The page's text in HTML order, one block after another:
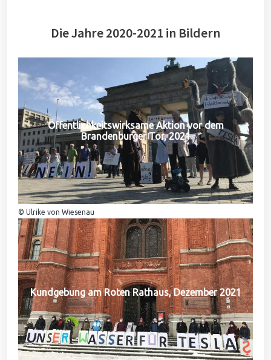
Die Jahre 2020-2021 in Bildern
Öffentlichkeitswirksame Aktion vor dem
Brandenburger Tor, 2021
© Ulrike von Wiesenau
Kundgebung am Roten Rathaus, Dezember 2021